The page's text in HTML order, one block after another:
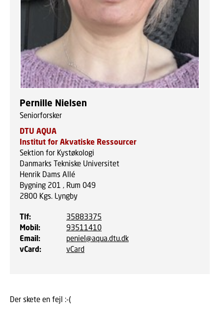
Pernille Nielsen
Seniorforsker
DTU AQUA
Institut for Akvatiske Ressourcer
Sektion for Kystøkologi
Danmarks Tekniske Universitet
Henrik Dams Allé
Bygning 201 , Rum 049
2800 Kgs. Lyngby
Tlf:
35883375
Mobil:
93511410
Email:
peniel@aqua.dtu.dk
vCard: vCard
Der skete en fejl :-(